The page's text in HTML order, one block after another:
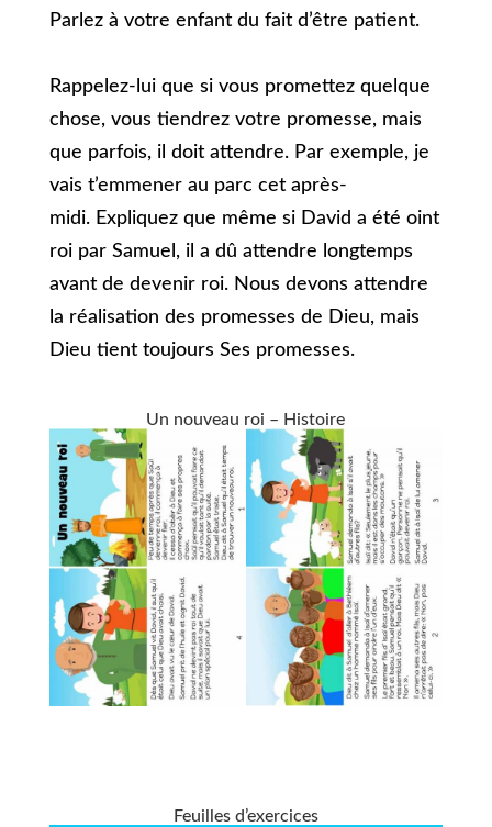
Parlez à votre enfant du fait d’être patient.
Rappelez-lui que si vous promettez quelque
chose, vous tiendrez votre promesse, mais
que parfois, il doit attendre. Par exemple, je
vais t’emmener au parc cet après-
midi. Expliquez que même si David a été oint
roi par Samuel, il a dû attendre longtemps
avant de devenir roi. Nous devons attendre
la réalisation des promesses de Dieu, mais
Dieu tient toujours Ses promesses.
Un nouveau roi – Histoire
Feuilles d’exercices